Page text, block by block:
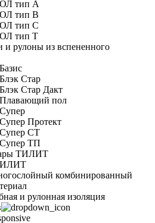
тип А
тип B
тип C
тип T
и рулоны из вспененного
Стар
Стар Дакт
пол
Протект
СТ
ТП
ТИЛИТ
комбинированный
и рулонная изоляция